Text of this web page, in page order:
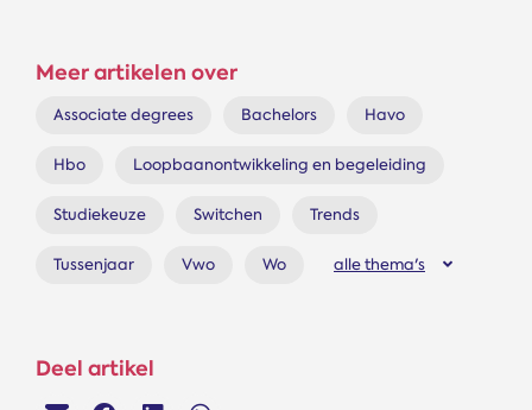
Meer artikelen over
Associate degrees Bachelors Havo
Hbo Loopbaanontwikkeling en begeleiding
Studiekeuze Switchen Trends
Tussenjaar Vwo Wo alle thema's
Deel artikel